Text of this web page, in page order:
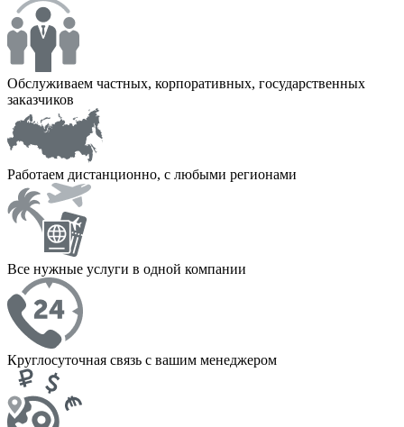
Обслуживаем частных, корпоративных, государственных
заказчиков
Работаем дистанционно, с любыми регионами
Все нужные услуги в одной компании
Круглосуточная связь с вашим менеджером